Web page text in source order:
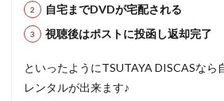
自宅までDVDが宅配される
視聴後はポストに投函し返却完了
といったようにTSUTAYA DISCASなら
レンタルが出来ます♪